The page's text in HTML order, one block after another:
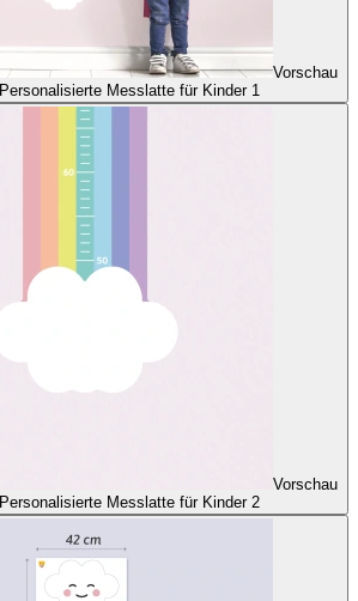
Vorschau
Messlatte für Kinder 1
Vorschau
Messlatte für Kinder 2